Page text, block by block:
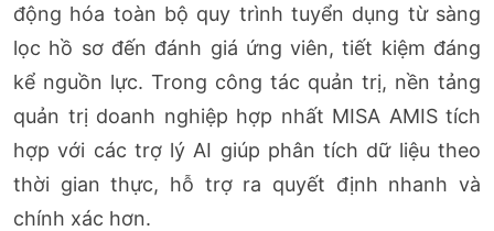
động hóa toàn bộ quy trình tuyển dụng từ sàng
lọc hồ sơ đến đánh giá ứng viên, tiết kiệm đáng
kể nguồn lực. Trong công tác quản trị, nền tảng
quản trị doanh nghiệp hợp nhất MISA AMIS tích
hợp với các trợ lý AI giúp phân tích dữ liệu theo
thời gian thực, hỗ trợ ra quyết định nhanh và
chính xác hơn.